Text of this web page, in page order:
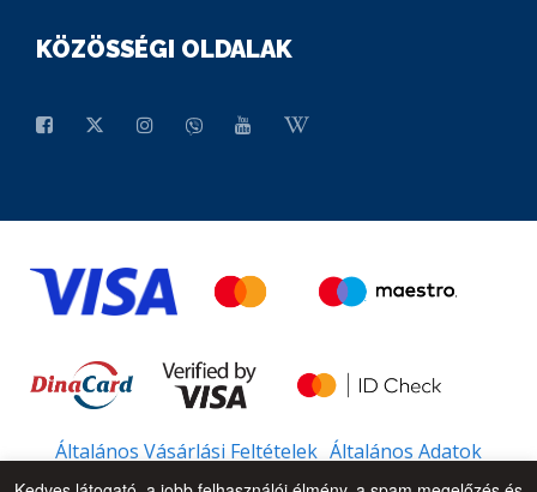
KÖZÖSSÉGI OLDALAK
Általános Vásárlási Feltételek Általános Adatok